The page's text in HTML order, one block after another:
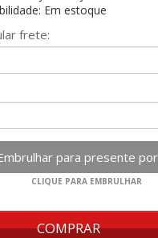
Em estoque
frete:
COMPRAR